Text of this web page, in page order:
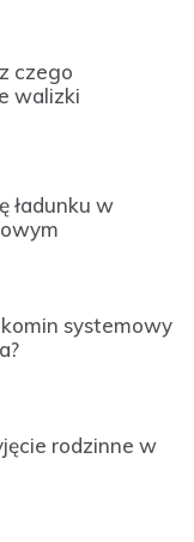
czego
walizki
ładunku w
systemowy
rodzinne w